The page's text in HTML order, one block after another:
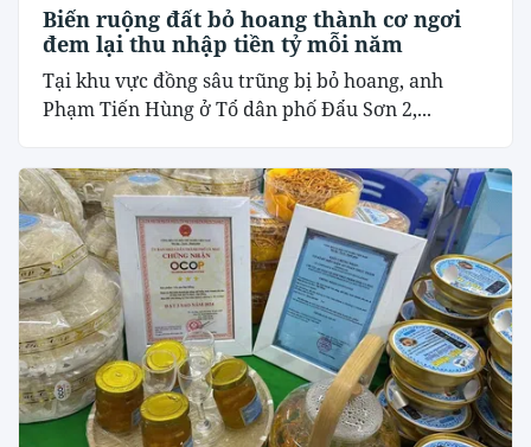
Biến ruộng đất bỏ hoang thành cơ ngơi
đem lại thu nhập tiền tỷ mỗi năm
Tại khu vực đồng sâu trũng bị bỏ hoang, anh
Phạm Tiến Hùng ở Tổ dân phố Đẩu Sơn 2,...